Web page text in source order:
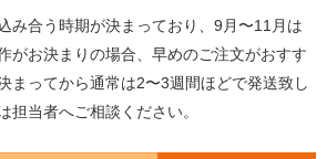
み合う時期が決まっており、9月〜11月は
がお決まりの場合、早めのご注文がおすす
まってから通常は2〜3週間ほどで発送致し
担当者へご相談ください。